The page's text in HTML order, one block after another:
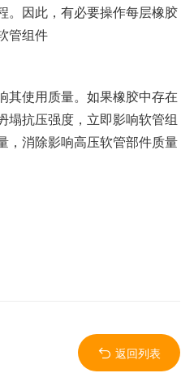
。因此，有必要操作每层橡胶
管组件
其使用质量。如果橡胶中存在
塌抗压强度，立即影响软管组
，消除影响高压软管部件质量
返回列表